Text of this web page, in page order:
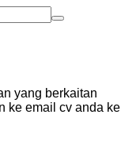
yang berkaitan
ke email cv anda ke